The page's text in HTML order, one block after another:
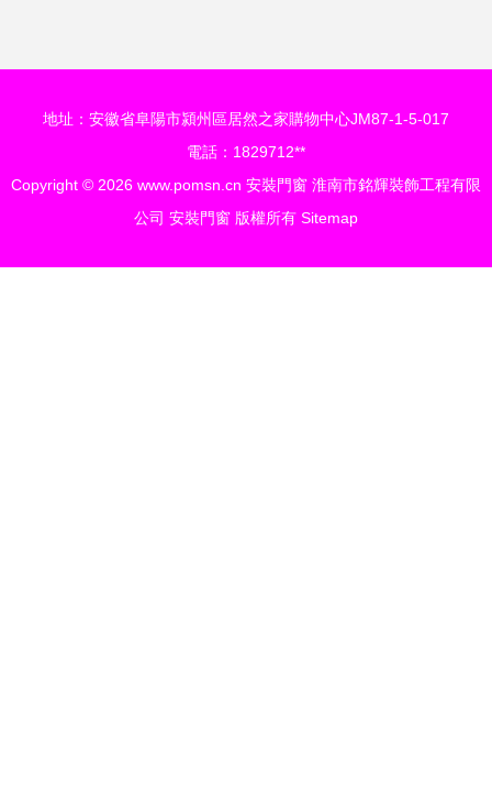
地址：安徽省阜陽市潁州區居然之家購物中心JM87-1-5-017
電話：1829712**
Copyright © 2026 www.pomsn.cn 安裝門窗 淮南市銘輝裝飾工程有限
公司 安裝門窗 版權所有 Sitemap